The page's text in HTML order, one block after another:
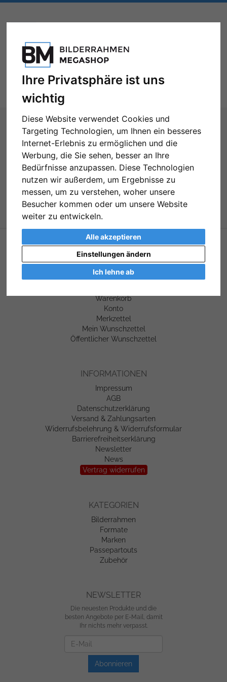
Ihre Privatsphäre ist uns
wichtig
Diese Website verwendet Cookies und
Targeting Technologien, um Ihnen ein besseres
Internet-Erlebnis zu ermöglichen und die
Werbung, die Sie sehen, besser an Ihre
Bedürfnisse anzupassen. Diese Technologien
nutzen wir außerdem, um Ergebnisse zu
messen, um zu verstehen, woher unsere
Besucher kommen oder um unsere Website
weiter zu entwickeln.
Alle akzeptieren
Ich lehne ab
Einstellungen ändern
ToggleMenü
Sie sind hier: Formate
Bilderrahmen nach Maß
Filter: Format: 14,8 x 21 cm (A5)
Bilderrahmen nach Maß
Alle Filter zurücksetzen
Format: 14,8 x 21 cm (A5)
SERVICE
Kontakt
Hilfe
Warenkorb
Konto
Merkzettel
Mein Wunschzettel
Öffentlicher Wunschzettel
INFORMATIONEN
Impressum
AGB
Datenschutzerklärung
Versand & Zahlungsarten
Widerrufsbelehrung & Widerrufsformular
Barrierefreiheitserklärung
Newsletter
News
Vertrag widerrufen
KATEGORIEN
Bilderrahmen
Formate
Marken
Passepartouts
Zubehör
NEWSLETTER
Die neuesten Produkte und die
besten Angebote per E-Mail, damit
Ihr nichts mehr verpasst.
Abonnieren